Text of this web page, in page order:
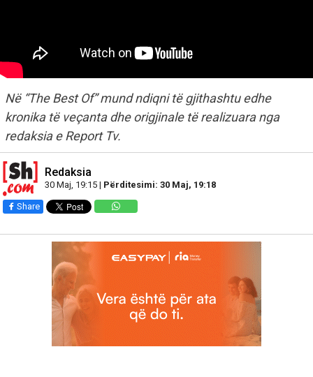
Në “The Best Of” mund ndiqni të gjithashtu edhe
kronika të veçanta dhe origjinale të realizuara nga
redaksia e Report Tv.
Redaksia
30 Maj, 19:15 | Përditesimi: 30 Maj, 19:18
Share